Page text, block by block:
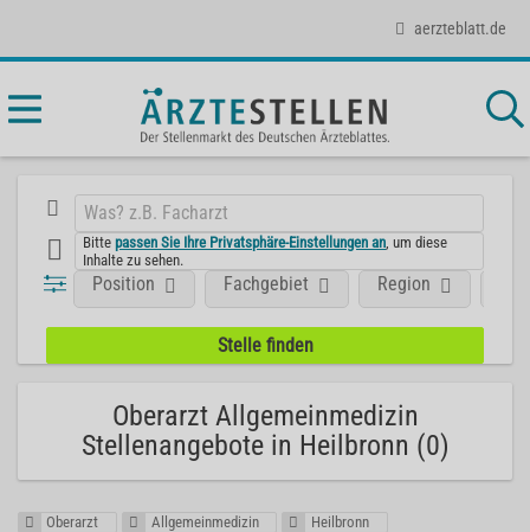
aerzteblatt.de
Bittepassen Sie Ihre Privatsphäre-Einstellungen an , um diese
Inhalte zu sehen.
Position Fachgebiet Region
Oberarzt Allgemeinmedizin
Stellenangebote in Heilbronn (0)
Oberarzt Allgemeinmedizin
Heilbronn